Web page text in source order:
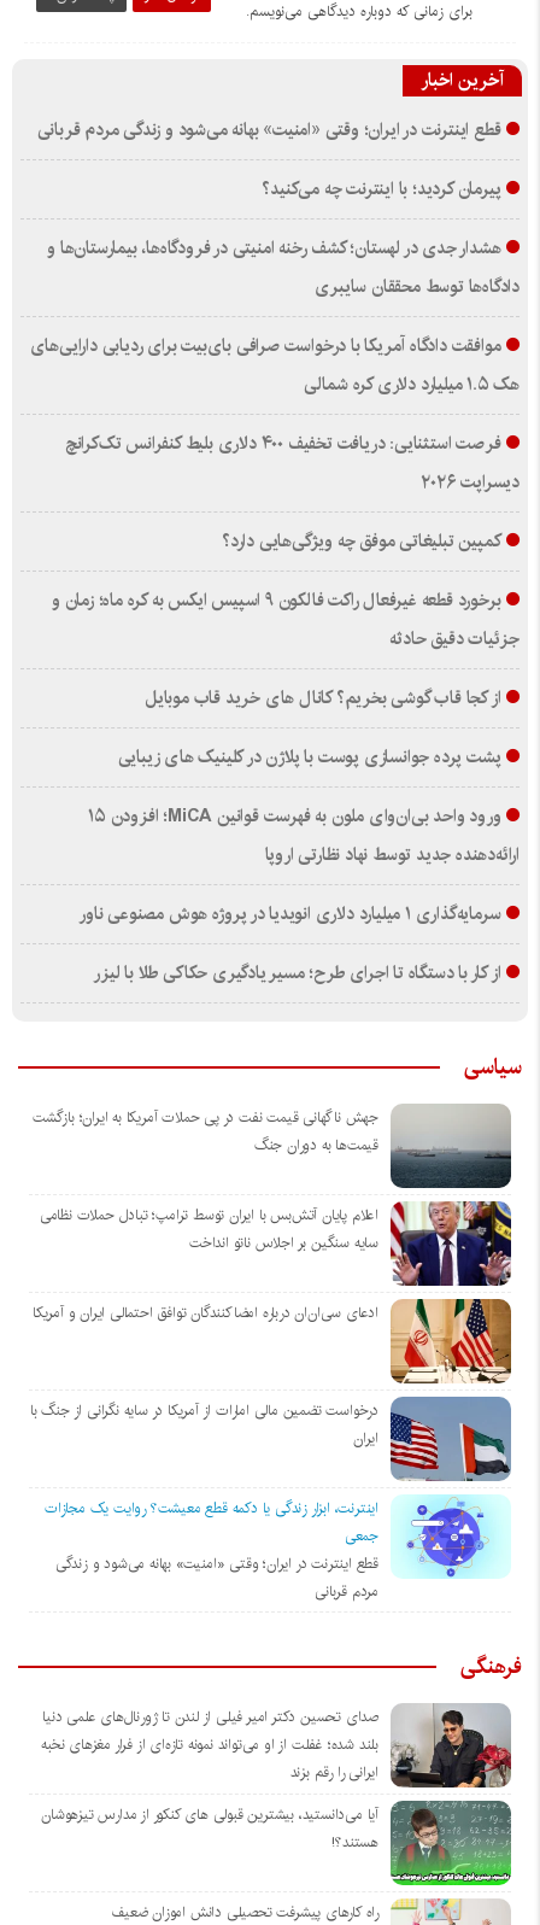
برای زمانی که دوباره دیدگاهی می‌نویسم.
آخرین اخبار
قطع اینترنت در ایران؛ وقتی «امنیت» بهانه می‌شود و زندگی مردم قربانی
پیرمان کردید؛ با اینترنت چه می‌کنید؟
هشدار جدی در لهستان؛ کشف رخنه امنیتی در فرودگاه‌ها، بیمارستان‌ها و
دادگاه‌ها توسط محققان سایبری
موافقت دادگاه آمریکا با درخواست صرافی بای‌بیت برای ردیابی دارایی‌های
هک ۱.۵ میلیارد دلاری کره شمالی
فرصت استثنایی: دریافت تخفیف ۴۰۰ دلاری بلیط کنفرانس تک‌کرانچ
دیسراپت ۲۰۲۶
کمپین تبلیغاتی موفق چه ویژگی‌هایی دارد؟
برخورد قطعه غیرفعال راکت فالکون ۹ اسپیس ایکس به کره ماه؛ زمان و
جزئیات دقیق حادثه
از کجا قاب گوشی بخریم؟ کانال های خرید قاب موبایل
پشت پرده جوانسازی پوست با پلاژن در کلینیک های زیبایی
ورود واحد بی‌ان‌وای ملون به فهرست قوانین MiCA؛ افزودن ۱۵
ارائه‌دهنده جدید توسط نهاد نظارتی اروپا
سرمایه‌گذاری ۱ میلیارد دلاری انویدیا در پروژه هوش مصنوعی ناور
از کار با دستگاه تا اجرای طرح؛ مسیر یادگیری حکاکی طلا با لیزر
سیاسی
جهش ناگهانی قیمت نفت در پی حملات آمریکا به ایران؛ بازگشت
قیمت‌ها به دوران جنگ
اعلام پایان آتش‌بس با ایران توسط ترامپ؛ تبادل حملات نظامی
سایه سنگین بر اجلاس ناتو انداخت
ادعای سی‌ان‌ان درباره امضاکنندگان توافق احتمالی ایران و آمریکا
درخواست تضمین مالی امارات از آمریکا در سایه نگرانی از جنگ با
ایران
اینترنت، ابزار زندگی یا دکمه قطع معیشت؟ روایت یک مجازات
جمعی
قطع اینترنت در ایران؛ وقتی «امنیت» بهانه می‌شود و زندگی
مردم قربانی
فرهنگی
صدای تحسین دکتر امیر فیلی از لندن تا ژورنال‌های علمی دنیا
بلند شده؛ غفلت از او می‌تواند نمونه تازه‌ای از فرار مغزهای نخبه
ایرانی را رقم بزند
آیا می‌دانستید، بیشترین قبولی های کنکور از مدارس تیزهوشان
هستند؟!
راه کارهای پیشرفت تحصیلی دانش اموزان ضعیف